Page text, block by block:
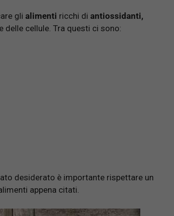
gli alimenti ricchi di antiossidanti,
delle cellule. Tra questi ci sono:
desiderato è importante rispettare un
appena citati.